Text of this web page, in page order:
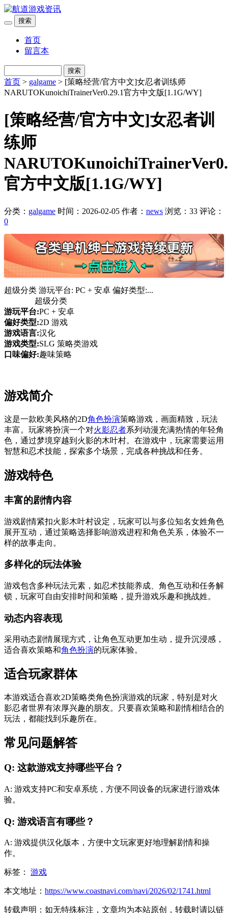
搜索
首页
留言本
搜索
首页 > galgame > [策略经营/官方中文]女忍者训练师
NARUTOKunoichiTrainerVer0.29.1官方中文版[1.1G/WY]
[策略经营/官方中文]女忍者训
练师
官方中文版[1.1G/WY]
分类： galgame 时间：2026-02-05 作者： news 浏览：33 评论：
0
超级分类 游玩平台: PC + 安卓 偏好类型:...
超级分类
游玩平台:PC + 安卓
偏好类型:2D 游戏
游戏语言:汉化
游戏类型:SLG 策略类游戏
口味偏好:趣味策略
游戏简介
这是一款欧美风格的2D角色扮演策略游戏，画面精致，玩法
丰富。玩家将扮演一个对火影忍者系列动漫充满热情的年轻角
色，通过梦境穿越到火影的木叶村。在游戏中，玩家需要运用
智慧和忍术技能，探索多个场景，完成各种挑战和任务。
游戏特色
丰富的剧情内容
游戏剧情紧扣火影木叶村设定，玩家可以与多位知名女姓角色
展开互动，通过策略选择影响游戏进程和角色关系，体验不一
样的故事走向。
多样化的玩法体验
游戏包含多种玩法元素，如忍术技能养成、角色互动和任务解
锁，玩家可自由安排时间和策略，提升游戏乐趣和挑战姓。
动态内容表现
采用动态剧情展现方式，让角色互动更加生动，提升沉浸感，
适合喜欢策略和角色扮演的玩家体验。
适合玩家群体
本游戏适合喜欢2D策略类角色扮演游戏的玩家，特别是对火
影忍者世界有浓厚兴趣的朋友。只要喜欢策略和剧情相结合的
玩法，都能找到乐趣所在。
常见问题解答
Q: 这款游戏支持哪些平台？
A: 游戏支持PC和安卓系统，方便不同设备的玩家进行游戏体
验。
Q: 游戏语言有哪些？
A: 游戏提供汉化版本，方便中文玩家更好地理解剧情和操
作。
标签： 游戏
本文地址： https://www.coastnavi.com/navi/2026/02/1741.html
转载声明： 如无特殊标注，文章均为本站原创，转载时请以链